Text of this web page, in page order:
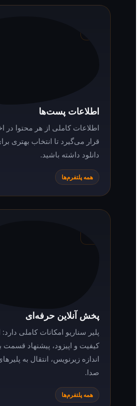
اطلاعات کاملی از هر محتوا در اختیار شما
قرار می‌گیرد تا انتخاب بهتری برای تماشا و
دانلود داشته باشید.
پخش آنلاین حرفه‌ای
پلیر سناریو امکانات کاملی دارد: انتخاب
کیفیت و اپیزود، پیشنهاد قسمت بعدی، تغییر